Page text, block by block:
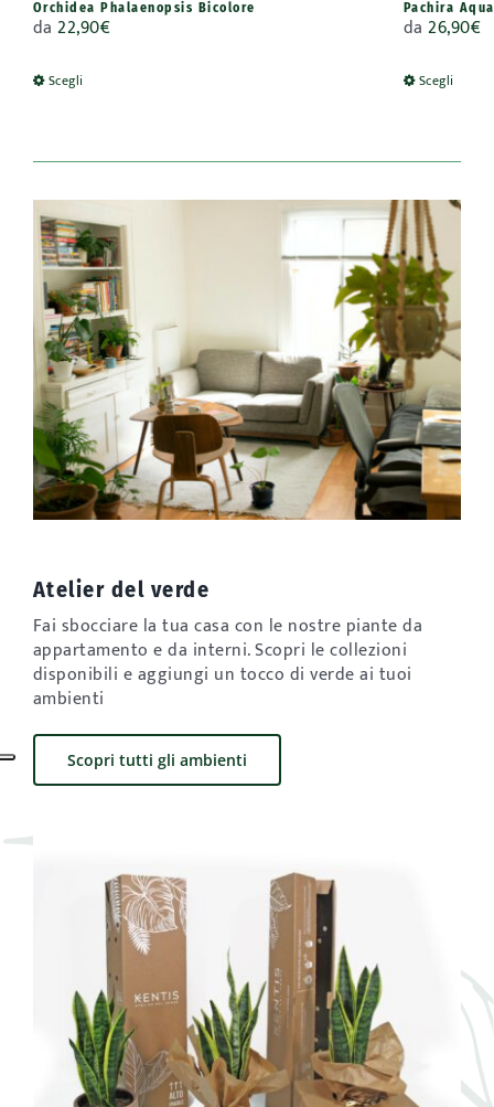
Orchidea Phalaenopsis Bicolore
da22,90€
Scegli
Pachira
da26,90€
Scegli
Atelier del verde
Fai sbocciare la tua casa con le nostre piante da
appartamento e da interni. Scopri le collezioni
disponibili e aggiungi un tocco di verde ai tuoi
ambienti
Scopri tutti gli ambienti